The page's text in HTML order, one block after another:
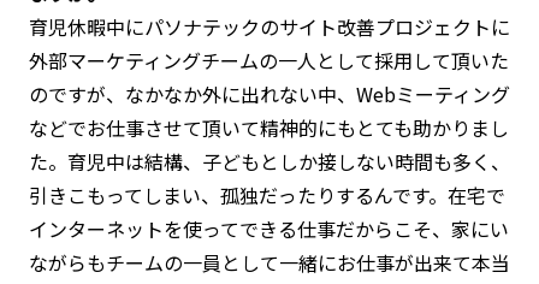
育児休暇中にパソナテックのサイト改善プロジェクトに
外部マーケティングチームの一人として採用して頂いた
のですが、なかなか外に出れない中、Webミーティング
などでお仕事させて頂いて精神的にもとても助かりまし
た。育児中は結構、子どもとしか接しない時間も多く、
引きこもってしまい、孤独だったりするんです。在宅で
インターネットを使ってできる仕事だからこそ、家にい
ながらもチームの一員として一緒にお仕事が出来て本当